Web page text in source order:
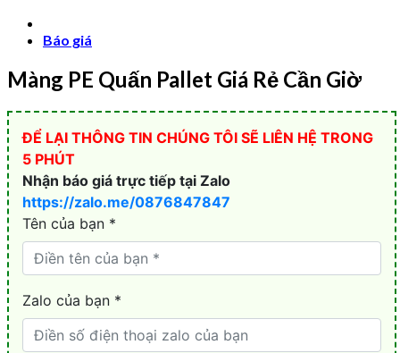
Báo giá
Màng PE Quấn Pallet Giá Rẻ Cần Giờ